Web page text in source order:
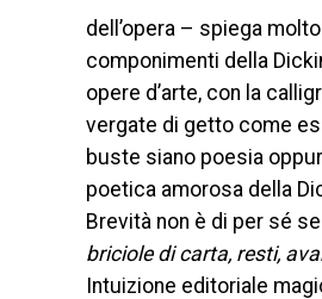
dell’opera – spiega
componimenti della
opere d’arte, con la
vergate di getto come
buste siano poesia
poetica amorosa della
Brevità non è di per sé
briciole di carta, resti,
Intuizione editoriale